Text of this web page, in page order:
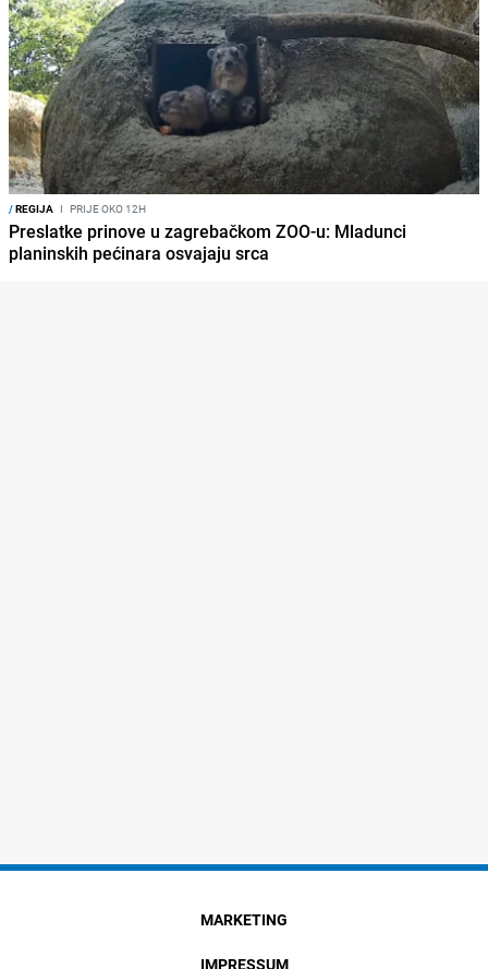
/REGIJA I PRIJE OKO 12H
Preslatke prinove u zagrebačkom ZOO-u: Mladunci
planinskih pećinara osvajaju srca
MARKETING
IMPRESSUM